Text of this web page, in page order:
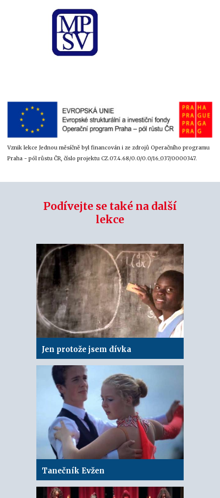
Vznik lekce Jednou měsíčně byl financován i ze zdrojů Operačního programu
Praha - pól růstu ČR, číslo projektu CZ.07.4.68/0.0/0.0/16_037/0000347.
Podívejte se také na další
lekce
Jen protože jsem dívka
Tanečník Evžen